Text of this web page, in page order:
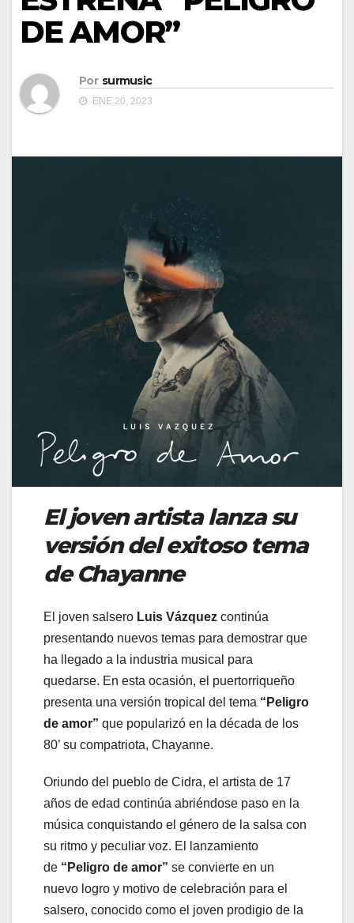
DE AMOR”
Por surmusic
ENE 20, 2023
El joven artista lanza su
versión del exitoso tema
de Chayanne
El joven salsero Luis Vázquez continúa
presentando nuevos temas para demostrar que
ha llegado a la industria musical para
quedarse. En esta ocasión, el puertorriqueño
presenta una versión tropical del tema “Peligro
de amor” que popularizó en la década de los
80’ su compatriota, Chayanne.
Oriundo del pueblo de Cidra, el artista de 17
años de edad continúa abriéndose paso en la
música conquistando el género de la salsa con
su ritmo y peculiar voz. El lanzamiento
de “Peligro de amor” se convierte en un
nuevo logro y motivo de celebración para el
salsero, conocido como el joven prodigio de la